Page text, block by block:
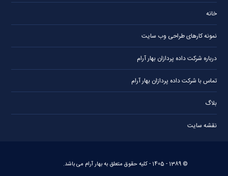
خانه
نمونه کارهای طراحی وب سایت
درباره شرکت داده پردازان بهار آرام
تماس با شرکت داده پردازان بهار آرام
بلاگ
نقشه سایت
© 1389 -
1405 - کلیه حقوق متعلق بهبهار آرام می باشد.